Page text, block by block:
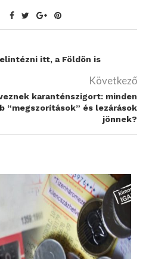
itt, a Földön is
Következő
karanténszigort: minden
“megszorítások” és lezárások
jönnek?